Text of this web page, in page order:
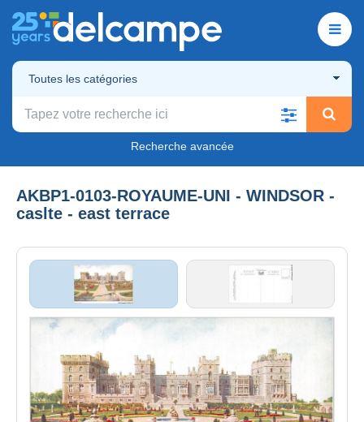
Toutes les catégories
Recherche avancée
AKBP1-0103-ROYAUME-UNI - WINDSOR -
caslte - east terrace